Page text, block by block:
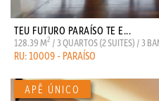
TEU FUTURO PARAÍSO TE E...
128.39 M2 / 3 QUARTOS (2 SUITES) / 3
RU: 10009 - PARAÍSO